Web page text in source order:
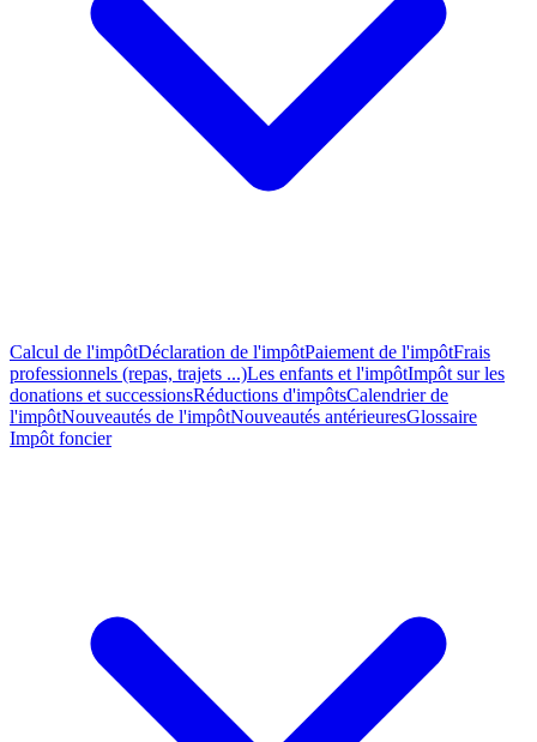
Calcul de l'impôtDéclaration de l'impôtPaiement de l'impôtFrais
professionnels (repas, trajets ...)Les enfants et l'impôtImpôt sur les
donations et successionsRéductions d'impôtsCalendrier de
l'impôtNouveautés de l'impôtNouveautés antérieuresGlossaire
Impôt foncier